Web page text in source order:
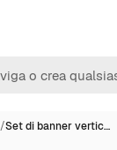
/Set di banner vertic…